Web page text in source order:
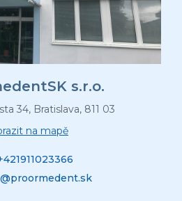
s.r.o.
34, Bratislava, 811 03
na mapě